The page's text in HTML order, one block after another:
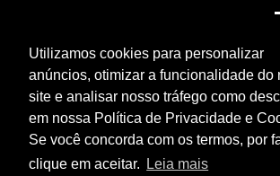
Utilizamos cookies para personalizar
anúncios, otimizar a funcionalidade do
site e analisar nosso tráfego como
em nossa Política de Privacidade e
Se você concorda com os termos, por
clique em aceitar.
Leia mais
NOTÍCIAS
HOME LUTADORES /